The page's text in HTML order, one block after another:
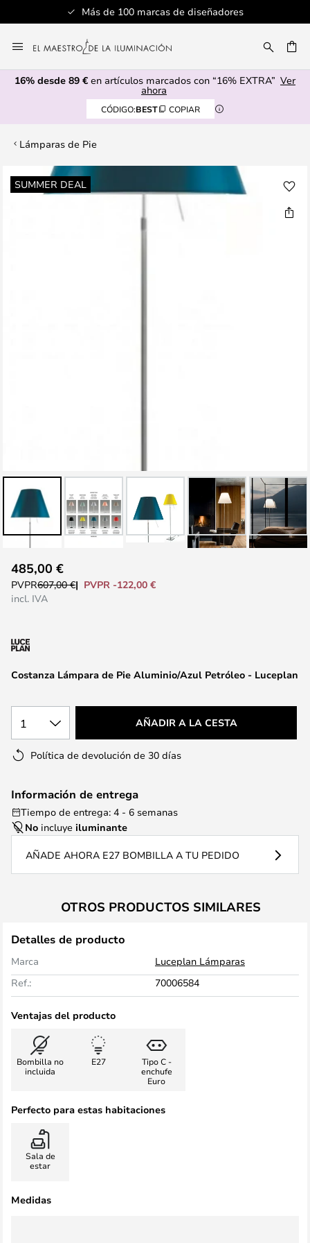
Más de 100 marcas de diseñadores
al
contenido
16% desde 89 € en artículos marcados con “16% EXTRA” Ver
ahora
CÓDIGO:BEST COPIAR
Lámparas de Pie
SUMMER DEAL
Saltar
al
al
comienzo
galería
imágenes
Costanza Lámpara de Pie Aluminio/Azul Petróleo - Luceplan
485,00 €
PVPR607,00 €
PVPR -122,00 €
incl. IVA
1 AÑADIR A LA CESTA
Política de devolución de 30 días
Información de entrega
Tiempo de entrega: 4 - 6 semanas
No incluye iluminante
AÑADE AHORA E27 BOMBILLA A TU PEDIDO
OTROS PRODUCTOS SIMILARES
Detalles de producto
Marca
Luceplan Lámparas
Ref.:
70006584
Ventajas del producto
Bombilla no
incluida
E27
Tipo C -
enchufe
Euro
Perfecto para estas habitaciones
Sala de
estar
Medidas